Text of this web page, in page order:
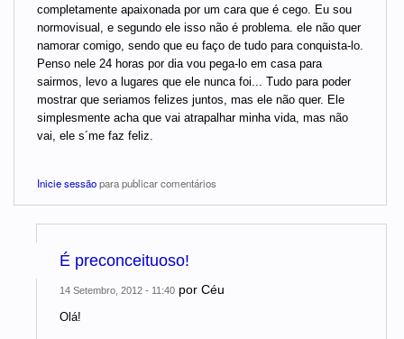
completamente apaixonada por um cara que é cego. Eu sou
normovisual, e segundo ele isso não é problema. ele não quer
namorar comigo, sendo que eu faço de tudo para conquista-lo.
Penso nele 24 horas por dia vou pega-lo em casa para
sairmos, levo a lugares que ele nunca foi... Tudo para poder
mostrar que seriamos felizes juntos, mas ele não quer. Ele
simplesmente acha que vai atrapalhar minha vida, mas não
vai, ele s´me faz feliz.
Inicie sessãopara publicar comentários
É preconceituoso!
14 Setembro, 2012 - 11:40 por Céu
Olá!